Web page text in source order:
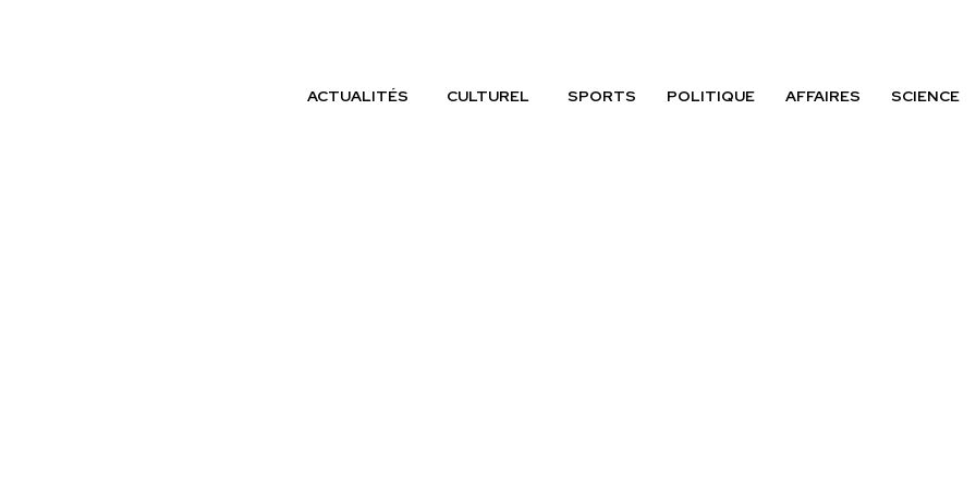
ACTUALITÉS CULTUREL SPORTS POLITIQUE AFFAIRES SCIENCE